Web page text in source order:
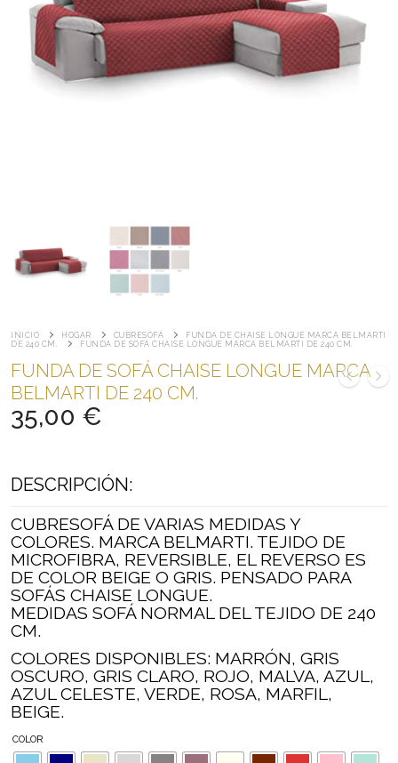
INICIO HOGAR CUBRESOFÁ
FUNDA DE CHAISE LONGUE MARCA BELMARTI
DE 240 CM.
FUNDA DE SOFÁ CHAISE LONGUE MARCA BELMARTI DE 240 CM.
FUNDA DE SOFÁ CHAISE LONGUE MARCA
BELMARTI DE 240 CM.
35,00 €
DESCRIPCIÓN:
CUBRESOFÁ DE VARIAS MEDIDAS Y
COLORES. MARCA BELMARTI. TEJIDO DE
MICROFIBRA, REVERSIBLE, EL REVERSO ES
DE COLOR BEIGE O GRIS. PENSADO PARA
SOFÁS CHAISE LONGUE.
MEDIDAS SOFÁ NORMAL DEL TEJIDO DE 240
CM.
COLORES DISPONIBLES: MARRÓN, GRIS
OSCURO, GRIS CLARO, ROJO, MALVA, AZUL,
AZUL CELESTE, VERDE, ROSA, MARFIL,
BEIGE.
COLOR